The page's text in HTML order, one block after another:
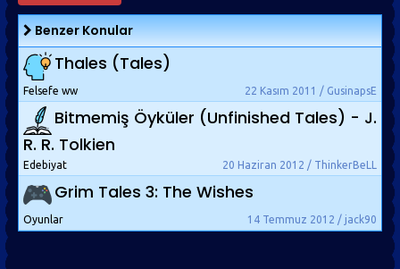
Benzer Konular
Thales (Tales)
22 Kasım 2011 / GusinapsE
Felsefe ww
Bitmemiş Öyküler (Unfinished Tales) - J.
R. R. Tolkien
20 Haziran 2012 / ThinkerBeLL
Edebiyat
Grim Tales 3: The Wishes
14 Temmuz 2012 / jack90
Oyunlar